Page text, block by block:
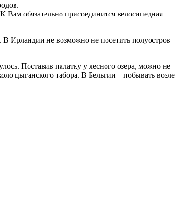
обязательно присоединится велосипедная
В Ирландии не возможно не посетить полуостров
Поставив палатку у лесного озера, можно не
цыганского табора. В Бельгии – побывать возле